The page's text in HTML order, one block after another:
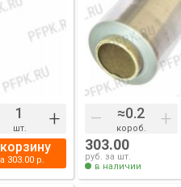
шт. +
303.00 р.
– короб. +
303.00
руб. за шт.
в наличии